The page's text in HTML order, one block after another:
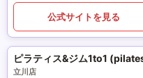
公式サイトを見る
ピラティス&ジム1to1
立川店